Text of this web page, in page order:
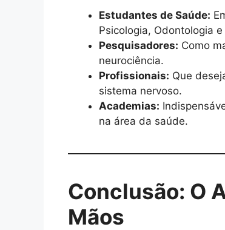
Estudantes de Saúde:
Psicologia, Odontologia
Pesquisadores: Como
neurociência.
Profissionais: Que
sistema nervoso.
Academias:
na área da saúde.
Conclusão: O
Mãos